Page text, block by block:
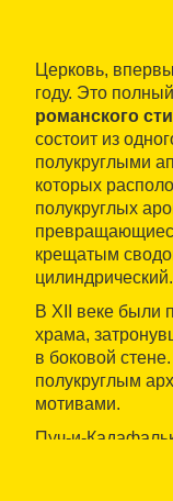
Церковь,
году. Это
романского
состоит из
полукруглыми
которых
полукруглых
крещатым
цилиндрический.
В XII веке были
храма,
в боковой
полукруглым
мотивами.
Пуч-и-
с барабаном и